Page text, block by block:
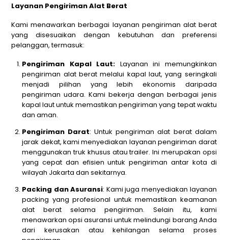
Layanan Pengiriman Alat Berat
Kami menawarkan berbagai layanan pengiriman alat berat
yang disesuaikan dengan kebutuhan dan preferensi
pelanggan, termasuk:
Pengiriman Kapal Laut: Layanan ini memungkinkan
pengiriman alat berat melalui kapal laut, yang seringkali
menjadi pilihan yang lebih ekonomis daripada
pengiriman udara. Kami bekerja dengan berbagai jenis
kapal laut untuk memastikan pengiriman yang tepat waktu
dan aman.
Pengiriman Darat: Untuk pengiriman alat berat dalam
jarak dekat, kami menyediakan layanan pengiriman darat
menggunakan truk khusus atau trailer. Ini merupakan opsi
yang cepat dan efisien untuk pengiriman antar kota di
wilayah Jakarta dan sekitarnya.
Packing dan Asuransi: Kami juga menyediakan layanan
packing yang profesional untuk memastikan keamanan
alat berat selama pengiriman. Selain itu, kami
menawarkan opsi asuransi untuk melindungi barang Anda
dari kerusakan atau kehilangan selama proses